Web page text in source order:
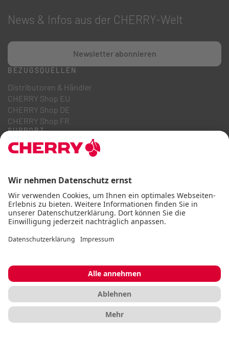
News & Infos aus der CHERRY-Welt
Newsletter abonnieren
BEZUGSQUELLEN
Distributoren & Händler
CHERRY Shop EU
CHERRY Shop DE
CHERRY Shop FR
SUPPORT
Kontakt
FAQ
ÜBER UNS
Karriere
Investor Relations
Code of Business Conduct
AGBNutzungshinweise
ImpressumCookie